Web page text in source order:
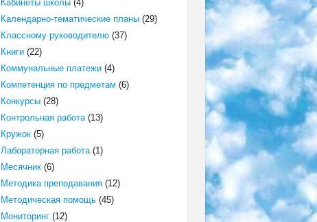
Кабинеты школы(4)
Календарно-тематические планы(29)
Классному руководителю(37)
Книги(22)
Коммунальные платежи(4)
Компетенция по предметам (6)
Конкурсы(28)
Контрольная работа(13)
Кружок(5)
Лабораторная работа(1)
Месячник(6)
Методика преподавания(12)
Методическая помощь(45)
Мониторинг(12)